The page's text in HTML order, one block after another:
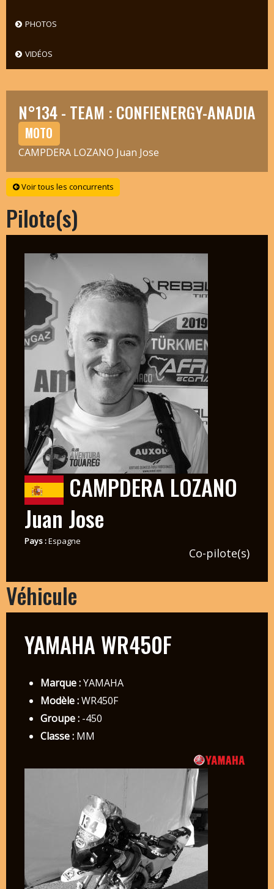
PHOTOS
VIDÉOS
N°134 - TEAM : CONFIENERGY-ANADIA
MOTO
CAMPDERA LOZANO Juan Jose
Voir tous les concurrents
Pilote(s)
CAMPDERA LOZANO
Juan Jose
Pays :Espagne
Co-pilote(s)
Véhicule
YAMAHA WR450F
Marque :YAMAHA
Modèle :WR450F
Groupe :-450
Classe :MM